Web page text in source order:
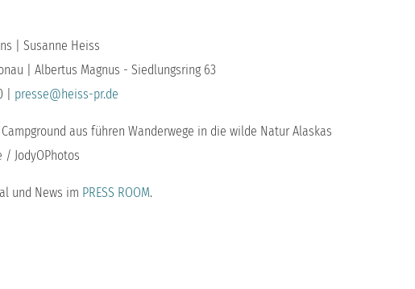
| Susanne Heiss
| Albertus Magnus - Siedlungsring 63
| presse@heiss-pr.de
Campground aus führen Wanderwege in die wilde Natur Alaskas
/ JodyOPhotos
und News im PRESS ROOM.